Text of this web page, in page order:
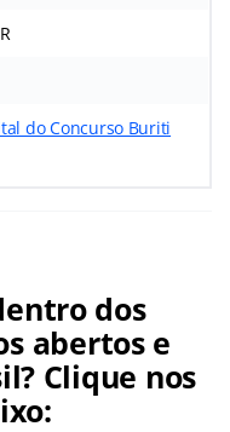
do Concurso Buriti
dos
abertos e
Clique nos